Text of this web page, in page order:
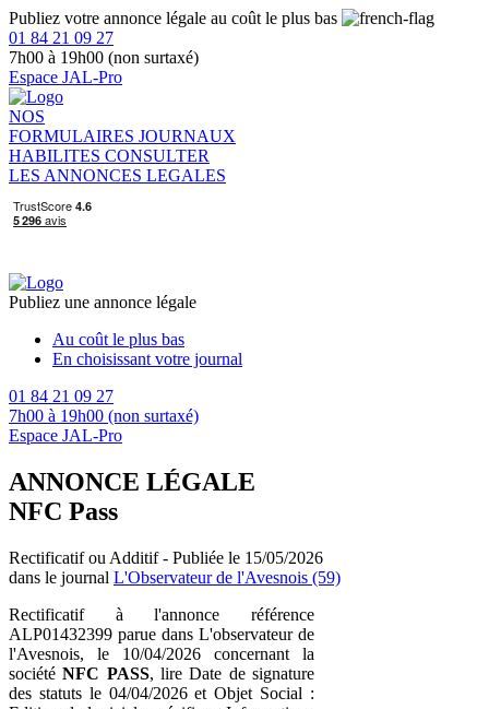
Publiez votre annonce légale au coût le plus bas
01 84 21 09 27
7h00 à 19h00 (non surtaxé)
Espace JAL-Pro
NOS
FORMULAIRES JOURNAUX
HABILITES CONSULTER
LES ANNONCES LEGALES
Publiez une annonce légale
Au coût le plus bas
En choisissant votre journal
01 84 21 09 27
7h00 à 19h00 (non surtaxé)
Espace JAL-Pro
ANNONCE LÉGALE
NFC Pass
Rectificatif ou Additif - Publiée le 15/05/2026
dans le journal L'Observateur de l'Avesnois (59)
Rectificatif à l'annonce référence
ALP01432399 parue dans L'observateur de
l'Avesnois, le 10/04/2026 concernant la
sociétéNFC PASS, lire Date de signature
des statuts le 04/04/2026 et Objet Social :